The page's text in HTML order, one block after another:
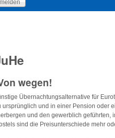
wegen!
Übernachtungsalternative für
und in einer Pension oder
und den gewerblich geführten,
sind die Preisunterschiede mehr